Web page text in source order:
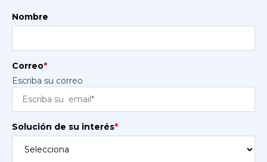
Nombre
Correo*
Escriba su correo
Solución de su interés*